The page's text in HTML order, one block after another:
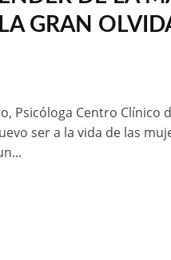
GRAN
Psicóloga Centro Clínico
ser a la vida de las